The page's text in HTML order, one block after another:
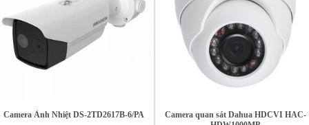
Camera Ảnh Nhiệt DS-2TD2617B-6/PA
Camera quan sát Dahua HDCVI HAC-